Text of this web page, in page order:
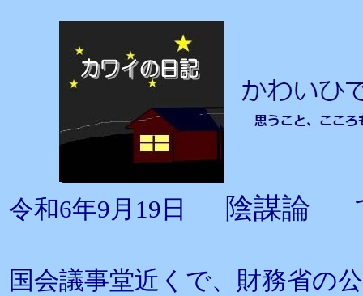
令和6年9月19日 陰謀論
国会議事堂近くで、財務省の